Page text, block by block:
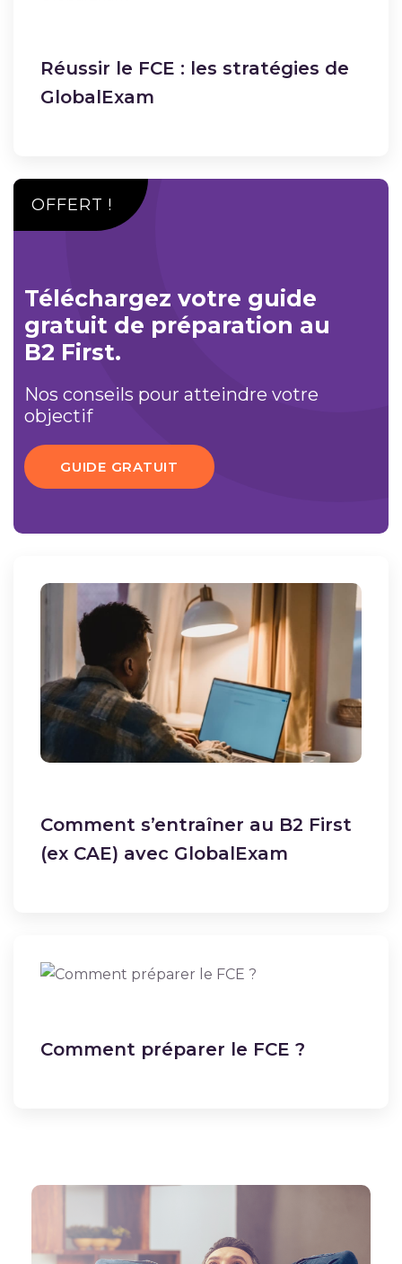
Réussir le FCE : les stratégies de
GlobalExam
OFFERT !
Téléchargez votre guide
gratuit de préparation au
B2 First.
Nos conseils pour atteindre votre
objectif
GUIDE GRATUIT
Comment s’entraîner au B2 First
(ex CAE) avec GlobalExam
Comment préparer le FCE ?